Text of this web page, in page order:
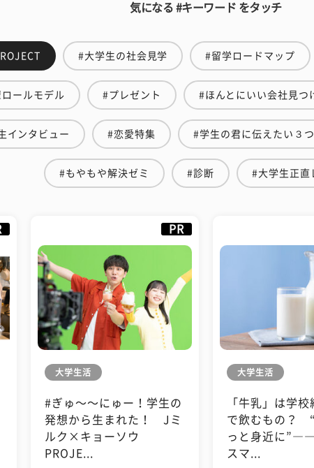
気になる #キーワード をタッチ
#大学生の社会見学 #留学ロードマップ
ールモデル #プレゼント #ほんとにいい会社見つ
インタビュー #恋愛特集 #学生の君に伝えたい３
#もやもや解決ゼミ #診断 #大学生正直
PR
大学生活
#ぎゅ〜〜にゅー！学生の
発想から生まれた！ Jミ
ルク×キョーソウ
PROJE...
大学生活
「牛乳」は学校
で飲むもの？
っと身近に
スマ...